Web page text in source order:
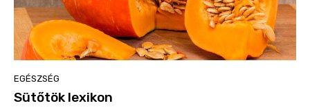
EGÉSZSÉG
Sütőtök lexikon